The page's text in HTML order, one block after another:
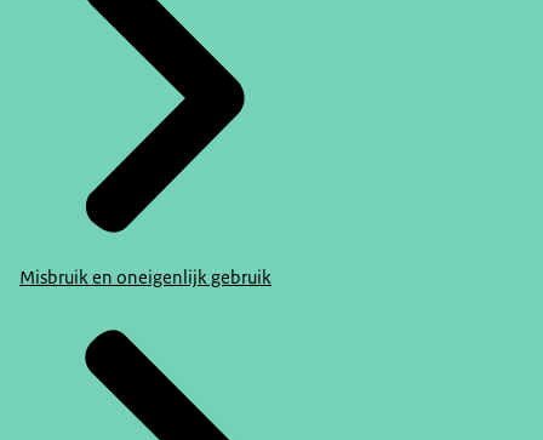
Misbruik en oneigenlijk gebruik